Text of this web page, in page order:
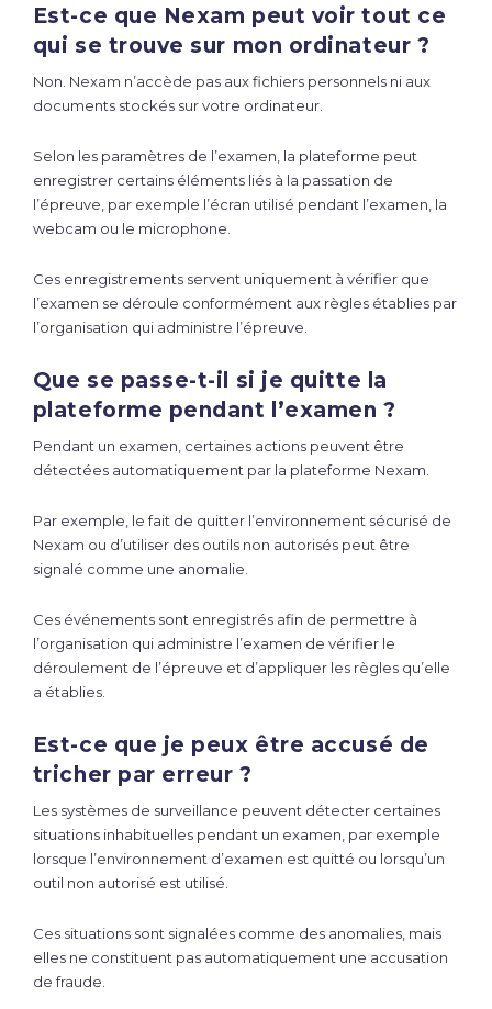
Est-ce que Nexam peut voir tout ce
qui se trouve sur mon ordinateur ?
Non. Nexam n’accède pas aux fichiers personnels ni aux
documents stockés sur votre ordinateur.
Selon les paramètres de l’examen, la plateforme peut
enregistrer certains éléments liés à la passation de
l’épreuve, par exemple l’écran utilisé pendant l’examen, la
webcam ou le microphone.
Ces enregistrements servent uniquement à vérifier que
l’examen se déroule conformément aux règles établies par
l’organisation qui administre l’épreuve.
Que se passe-t-il si je quitte la
plateforme pendant l’examen ?
Pendant un examen, certaines actions peuvent être
détectées automatiquement par la plateforme Nexam.
Par exemple, le fait de quitter l’environnement sécurisé de
Nexam ou d’utiliser des outils non autorisés peut être
signalé comme une anomalie.
Ces événements sont enregistrés afin de permettre à
l’organisation qui administre l’examen de vérifier le
déroulement de l’épreuve et d’appliquer les règles qu’elle
a établies.
Est-ce que je peux être accusé de
tricher par erreur ?
Les systèmes de surveillance peuvent détecter certaines
situations inhabituelles pendant un examen, par exemple
lorsque l’environnement d’examen est quitté ou lorsqu’un
outil non autorisé est utilisé.
Ces situations sont signalées comme des anomalies, mais
elles ne constituent pas automatiquement une accusation
de fraude.